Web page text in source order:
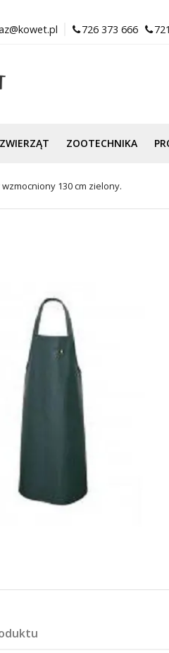
726 373 666
ZOOTECHNIKA
130 cm zielony.